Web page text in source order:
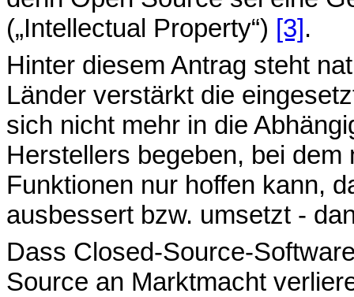
(„Intellectual Property“) [3].
Hinter diesem Antrag steht
Länder verstärkt die
sich nicht mehr in die
Herstellers begeben, bei
Funktionen nur hoffen kann,
ausbessert bzw. umsetzt -
Dass Closed-Source-
Source an Marktmacht